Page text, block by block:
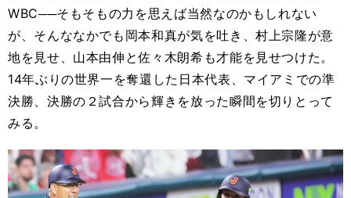
WBC──そもそもの力を思えば当然なのかもしれない
が、そんななかでも岡本和真が気を吐き、村上宗隆が意
地を見せ、山本由伸と佐々木朗希も才能を見せつけた。
14年ぶりの世界一を奪還した日本代表、マイアミでの準
決勝、決勝の２試合から輝きを放った瞬間を切りとって
みる。